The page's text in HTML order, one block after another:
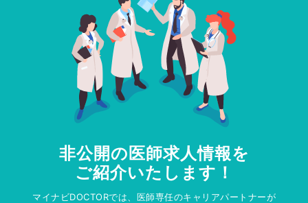
非公開の医師求人情報を
ご紹介いたします！
マイナビDOCTORでは、医師専任のキャリアパートナーが